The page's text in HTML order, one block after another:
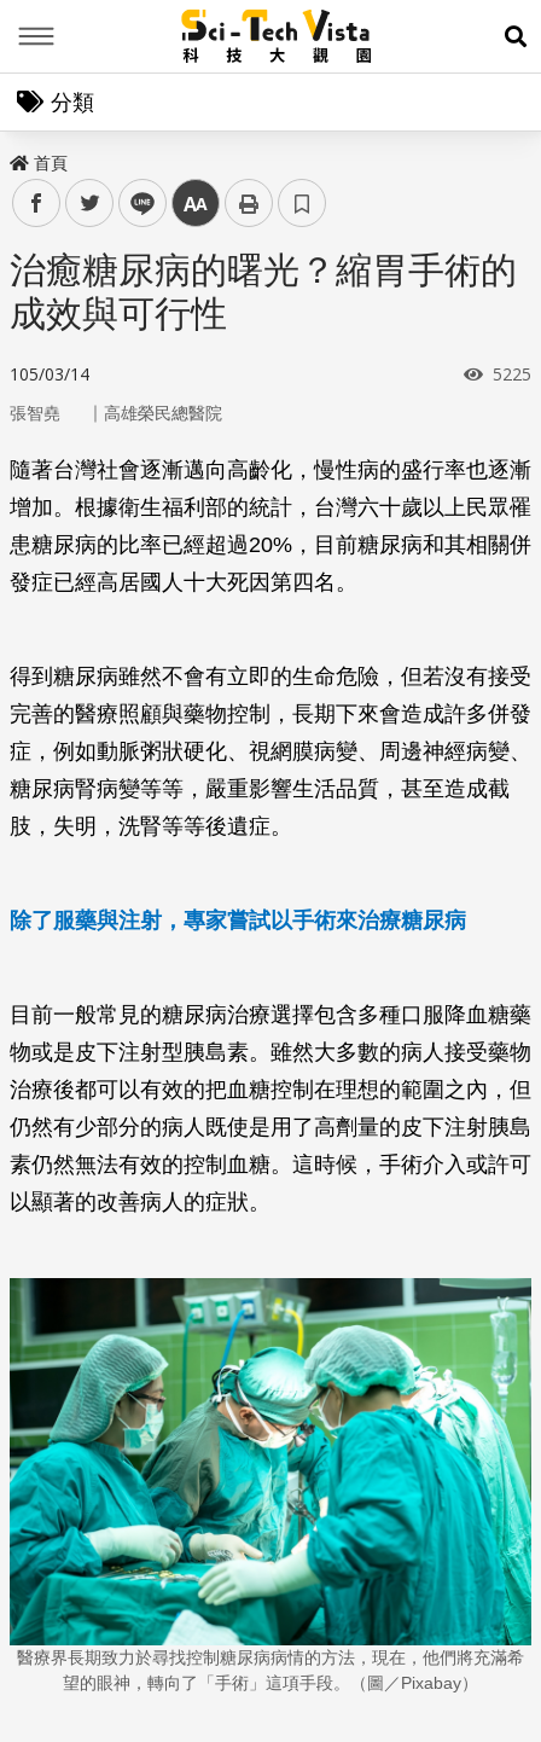
展
分類
首頁
facebooktwitter line 中
治癒糖尿病的曙光？縮胃手術的
成效與可行性
105/03/14 瀏覽
5225
張智堯 ｜ 高雄榮民總醫院
隨著台灣社會逐漸邁向高齡化，慢性病的盛行率也逐漸
增加。根據衛生福利部的統計，台灣六十歲以上民眾罹
患糖尿病的比率已經超過20%，目前糖尿病和其相關併
發症已經高居國人十大死因第四名。
得到糖尿病雖然不會有立即的生命危險，但若沒有接受
完善的醫療照顧與藥物控制，長期下來會造成許多併發
症，例如動脈粥狀硬化、視網膜病變、周邊神經病變、
糖尿病腎病變等等，嚴重影響生活品質，甚至造成截
肢，失明，洗腎等等後遺症。
除了服藥與注射，專家嘗試以手術來治療糖尿病
目前一般常見的糖尿病治療選擇包含多種口服降血糖藥
物或是皮下注射型胰島素。雖然大多數的病人接受藥物
治療後都可以有效的把血糖控制在理想的範圍之內，但
仍然有少部分的病人既使是用了高劑量的皮下注射胰島
素仍然無法有效的控制血糖。這時候，手術介入或許可
以顯著的改善病人的症狀。
醫療界長期致力於尋找控制糖尿病病情的方法，現在，他們將充滿希
望的眼神，轉向了「手術」這項手段。（圖／Pixabay）